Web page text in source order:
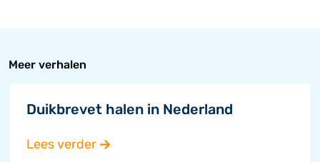
Meer verhalen
Duikbrevet halen in Nederland
Lees verder